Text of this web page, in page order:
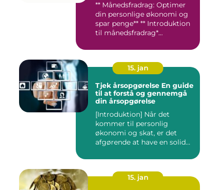
** Månedsfradrag: Optimer
din personlige økonomi og
spar penge** ** Introduktion
til månedsfradrag*...
15. jan
Tjek årsopgørelse En guide
til at forstå og gennemgå
din årsopgørelse
[Introduktion] Når det
kommer til personlig
økonomi og skat, er det
afgørende at have en solid
15. jan